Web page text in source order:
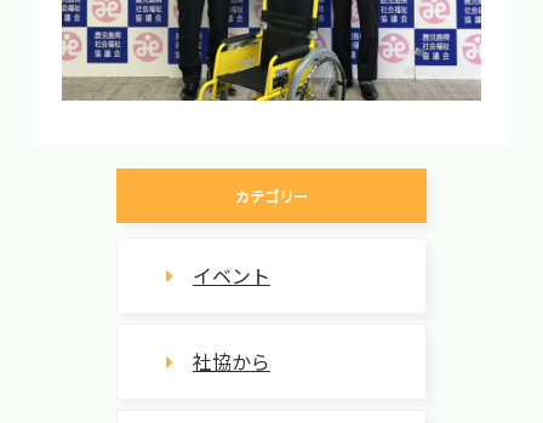
カテゴリー
イベント
社協から